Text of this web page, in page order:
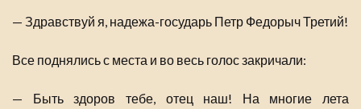
— Здравствуй я, надежа-государь Петр Федорыч Третий!
Все поднялись с места и во весь голос закричали:
— Быть здоров тебе, отец наш! На многие лета